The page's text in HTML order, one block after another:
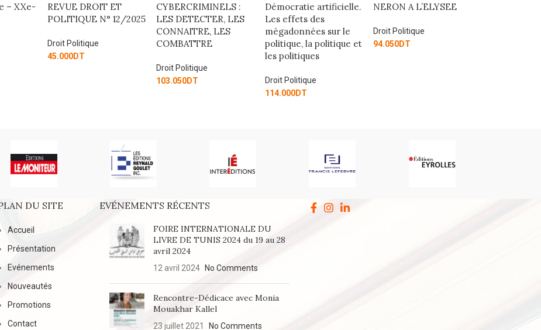
– XXe-
REVUE DROIT ET
POLITIQUE N° 12/2025
Droit Politique
45.000DT
CYBERCRIMINELS :
LES DETECTER, LES
CONNAITRE, LES
COMBATTRE
Droit Politique
103.050DT
Démocratie artificielle.
Les effets des
mégadonnées sur le
politique, la politique et
les politiques
Droit Politique
114.000DT
NERON A L’ELYSEE
Droit Politique
94.050DT
DU SITE
Accueil
Présentation
Evénements
Nouveautés
Promotions
Contact
EVÉNEMENTS RÉCENTS
FOIRE INTERNATIONALE DU
LIVRE DE TUNIS 2024 du 19 au 28
avril 2024
12 avril 2024 No Comments
Rencontre-Dédicace avec Monia
Mouakhar Kallel
23 juillet 2021 No Comments